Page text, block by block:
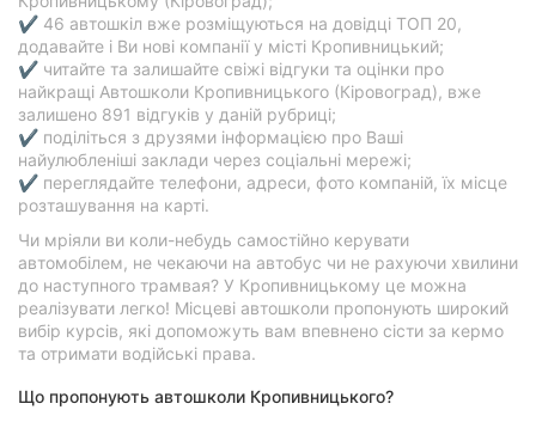
✔ 46 автошкіл вже розміщуються на довідці ТОП 20,
додавайте і Ви нові компанії у місті Кропивницький;
✔ читайте та залишайте свіжі відгуки та оцінки про
найкращі Автошколи Кропивницького (Кіровоград), вже
залишено 891 відгуків у даній рубриці;
✔ поділіться з друзями інформацією про Ваші
найулюбленіші заклади через соціальні мережі;
✔ переглядайте телефони, адреси, фото компаній, їх місце
розташування на карті.
Чи мріяли ви коли-небудь самостійно керувати
автомобілем, не чекаючи на автобус чи не рахуючи хвилини
до наступного трамвая? У Кропивницькому це можна
реалізувати легко! Місцеві автошколи пропонують широкий
вибір курсів, які допоможуть вам впевнено сісти за кермо
та отримати водійські права.
Що пропонують автошколи Кропивницького?